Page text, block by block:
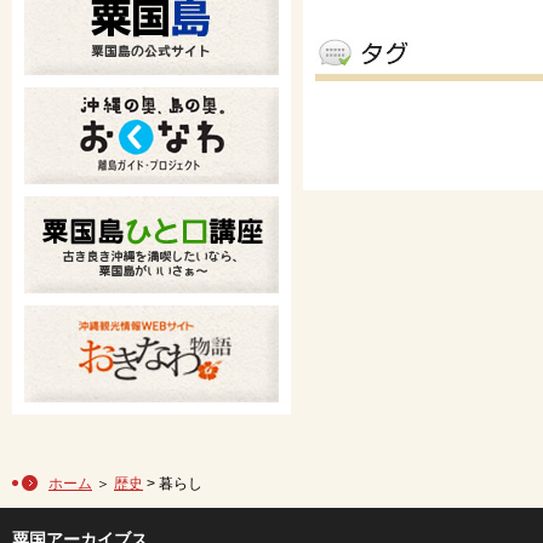
ホーム ＞ 歴史 > 暮らし